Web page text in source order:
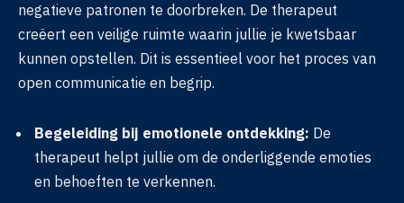
negatieve patronen te doorbreken. De therapeut
creëert een veilige ruimte waarin jullie je kwetsbaar
kunnen opstellen. Dit is essentieel voor het proces van
open communicatie en begrip.
Begeleiding bij emotionele ontdekking: De
therapeut helpt jullie om de onderliggende emoties
en behoeften te verkennen.